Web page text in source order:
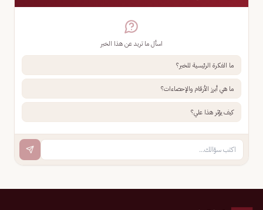
اسأل ما تريد عن هذا الخبر
ما الفكرة الرئيسية للخبر؟
ما هي أبرز الأرقام والإحصاءات؟
كيف يؤثر هذا علي؟